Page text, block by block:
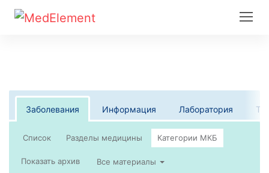
Заболевания Информация Лаборатория
Список
Все материалы